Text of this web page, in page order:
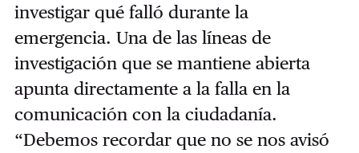
investigar qué falló durante la
emergencia. Una de las líneas de
investigación que se mantiene abierta
apunta directamente a la falla en la
comunicación con la ciudadanía.
“Debemos recordar que no se nos avisó